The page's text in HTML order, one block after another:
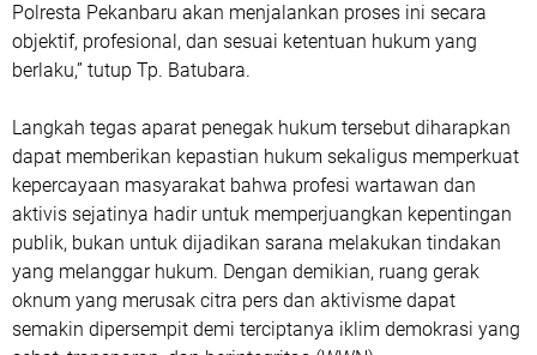
Polresta Pekanbaru akan menjalankan proses ini secara
objektif, profesional, dan sesuai ketentuan hukum yang
berlaku,” tutup Tp. Batubara.
Langkah tegas aparat penegak hukum tersebut diharapkan
dapat memberikan kepastian hukum sekaligus memperkuat
kepercayaan masyarakat bahwa profesi wartawan dan
aktivis sejatinya hadir untuk memperjuangkan kepentingan
publik, bukan untuk dijadikan sarana melakukan tindakan
yang melanggar hukum. Dengan demikian, ruang gerak
oknum yang merusak citra pers dan aktivisme dapat
semakin dipersempit demi terciptanya iklim demokrasi yang